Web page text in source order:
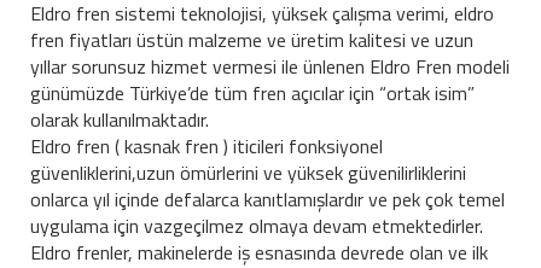
Eldro fren sistemi teknolojisi, yüksek çalışma verimi, eldro
fren fiyatları üstün malzeme ve üretim kalitesi ve uzun
yıllar sorunsuz hizmet vermesi ile ünlenen Eldro Fren modeli
günümüzde Türkiye’de tüm fren açıcılar için “ortak isim”
olarak kullanılmaktadır.
Eldro fren ( kasnak fren ) iticileri fonksiyonel
güvenliklerini,uzun ömürlerini ve yüksek güvenilirliklerini
onlarca yıl içinde defalarca kanıtlamışlardır ve pek çok temel
uygulama için vazgeçilmez olmaya devam etmektedirler.
Eldro frenler, makinelerde iş esnasında devrede olan ve ilk